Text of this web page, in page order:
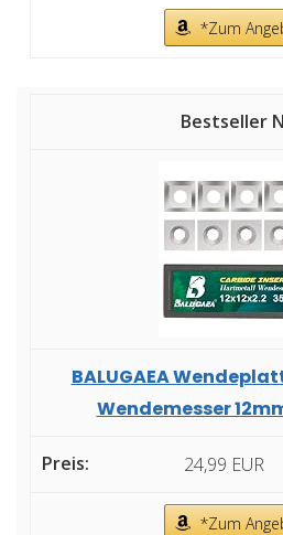
*Zum
BALUGAEA
Wendemesser
24,99 EUR
*Zum